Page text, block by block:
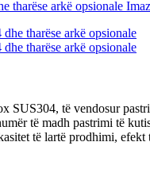
të vendosur
të madh pastrimi të
të lartë prodhimi,